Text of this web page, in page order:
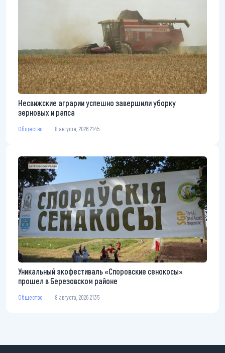
Несвижские аграрии успешно завершили уборку
зерновых и рапса
Общество 8 августа, 2026 21:45
Уникальный экофестиваль «Споровские сенокосы»
прошел в Березовском районе
Общество 8 августа, 2026 21:35